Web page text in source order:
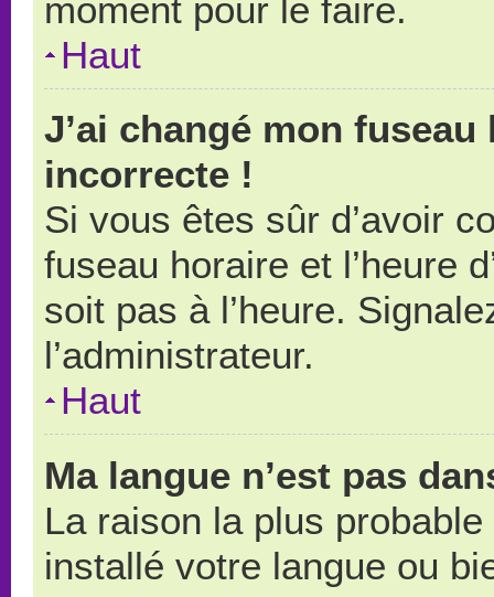
moment pour le faire.
Haut
J’ai changé mon
incorrecte !
Si vous êtes sûr d’avoir
fuseau horaire et l’heure
soit pas à l’heure.
l’administrateur.
Haut
Ma langue n’est pas
La raison la plus probable
installé votre langue ou